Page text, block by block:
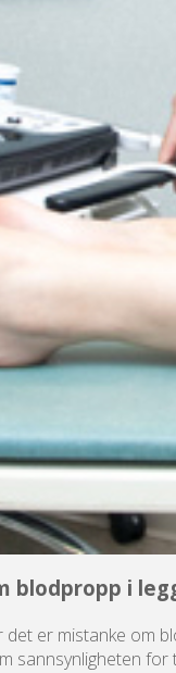
blodpropp i
er mistanke om
sannsynligheten